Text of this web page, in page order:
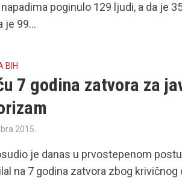
poginulo 129 ljudi, a da je
je 99...
BIH
7 godina zatvora za
2015.
je danas u prvostepenom
na 7 godina zatvora zbog